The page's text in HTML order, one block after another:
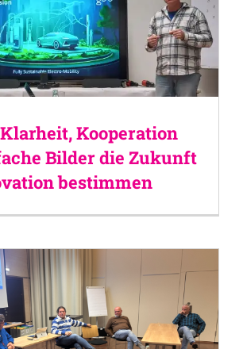
Kooperation
Bilder die Zukunft
bestimmen